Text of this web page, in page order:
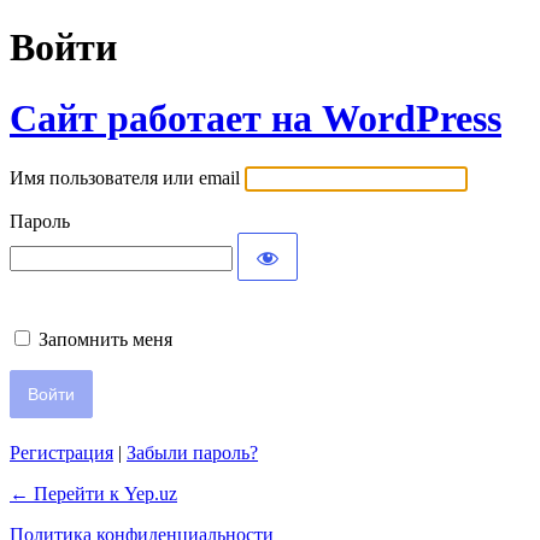
Войти
Сайт работает на WordPress
Имя пользователя или email
Пароль
Запомнить меня
Регистрация | Забыли пароль?
← Перейти к Yep.uz
Политика конфиденциальности